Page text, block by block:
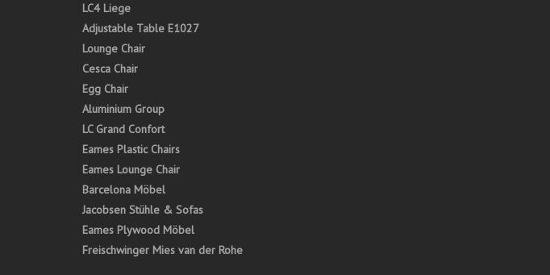
LC4 Liege
Adjustable Table E1027
Lounge Chair
Cesca Chair
Egg Chair
Aluminium Group
LC Grand Confort
Eames Plastic Chairs
Eames Lounge Chair
Barcelona Möbel
Jacobsen Stühle & Sofas
Eames Plywood Möbel
Freischwinger Mies van der Rohe